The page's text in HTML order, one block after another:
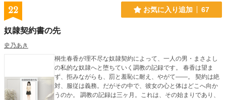
22 お気に入り追加 67
奴隷契約書の先
史乃あき
桐生春香が理不尽な奴隷契約によって、一人の男・まさよし
の私的な奴隷へと堕ちていく調教の記録です。 春香は望ま
ず、拒みながらも、罰と羞恥に耐え、やがて――。 契約は絶
対、服従は義務。だがその中で、彼女の心と体はどこへ向か
うのか。 調教の記録は三ヶ月。これは、その始まりであり、